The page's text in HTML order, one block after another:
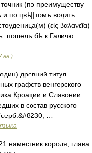
(по преимуществу
по цвѣ||томъ водить
(εἰς βαλανεῖα)
пошелъ бѣ к Галичю
вв.)
древний титул
графств венгерского
Кроации и Славонии.
в состав русского
…
наместник короля; глава